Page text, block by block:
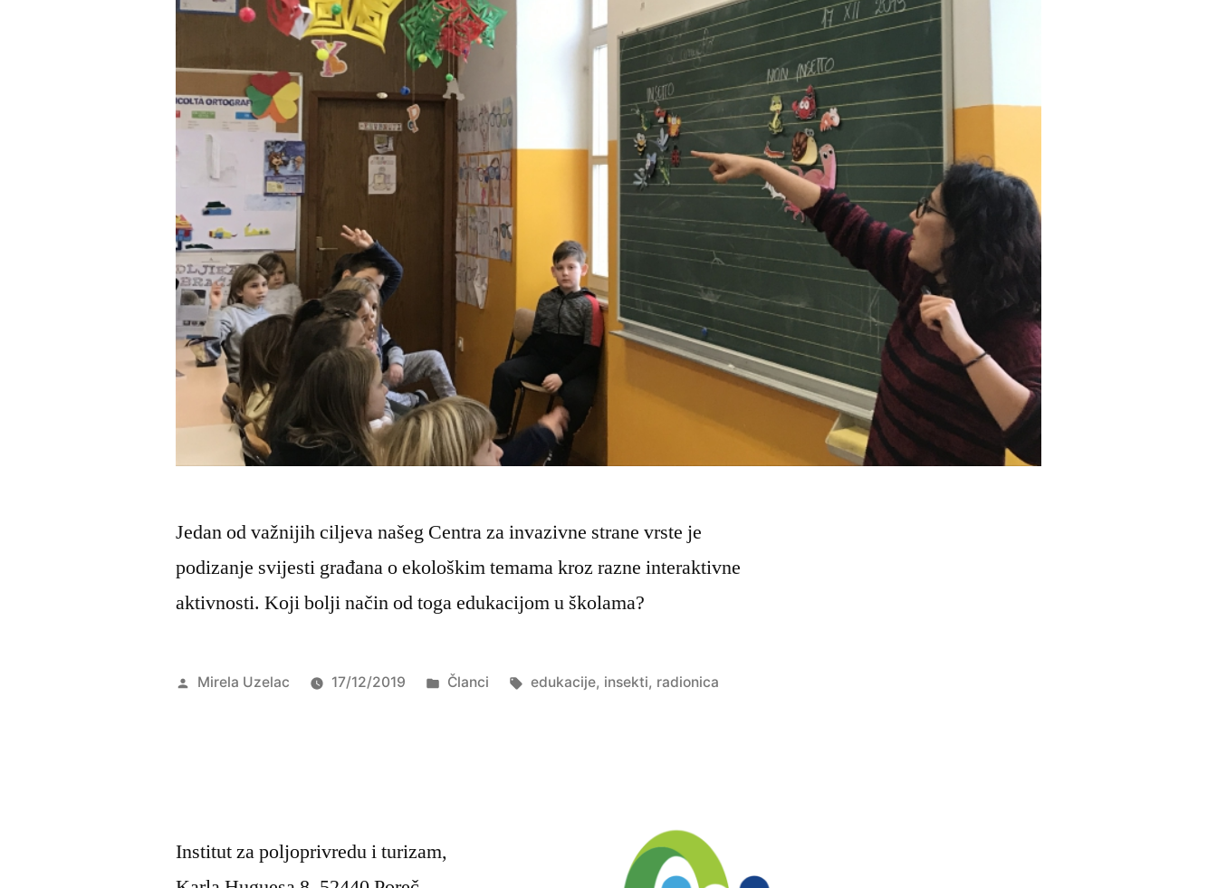
Jedan od važnijih ciljeva našeg Centra za invazivne strane vrste je
podizanje svijesti građana o ekološkim temama kroz razne interaktivne
aktivnosti. Koji bolji način od toga edukacijom u školama?
Objavio
Mirela Uzelac 17/12/2019
Objavljeno
Članci Oznake:
edukacije, insekti, radionica
Institut za poljoprivredu i turizam,